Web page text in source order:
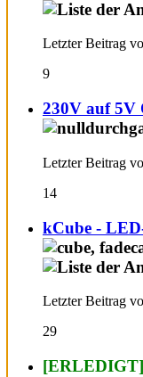
Letzter Beitrag
9
230V auf 5V
Letzter Beitrag
14
kCube -
Letzter Beitrag
29
[ERLEDIGT]